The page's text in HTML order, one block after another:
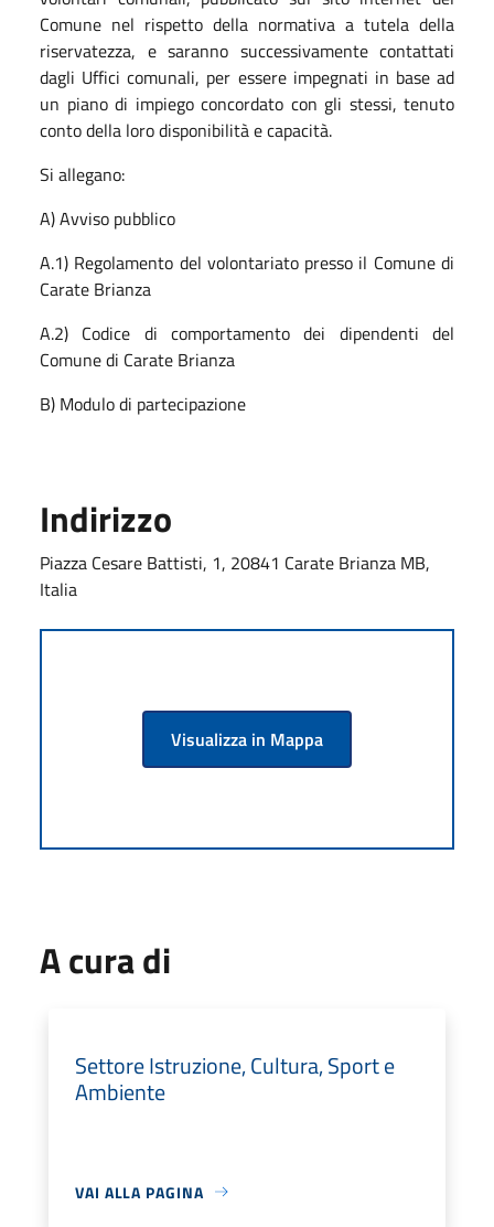
Comune nel rispetto della normativa a tutela della
riservatezza, e saranno successivamente contattati
dagli Uffici comunali, per essere impegnati in base ad
un piano di impiego concordato con gli stessi, tenuto
conto della loro disponibilità e capacità.
Si allegano:
A) Avviso pubblico
A.1) Regolamento del volontariato presso il Comune di
Carate Brianza
A.2) Codice di comportamento dei dipendenti del
Comune di Carate Brianza
B) Modulo di partecipazione
Indirizzo
Piazza Cesare Battisti, 1, 20841 Carate Brianza MB,
Italia
Visualizza in Mappa
A cura di
Settore Istruzione, Cultura, Sport e
Ambiente
VAI ALLA PAGINA